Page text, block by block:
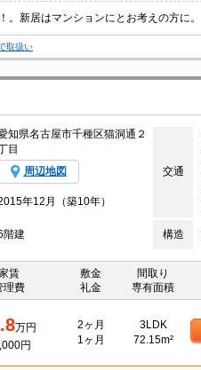
新居はマンションにとお考えの方に。
取扱い
知県名古屋市千種区猫洞通２
目
周辺地図 交通
年12月（築10年）
階建 構造
賃
理費
敷金
礼金
間取り
専有面積
万円
円
2ヶ月
1ヶ月
3LDK
72.15m²